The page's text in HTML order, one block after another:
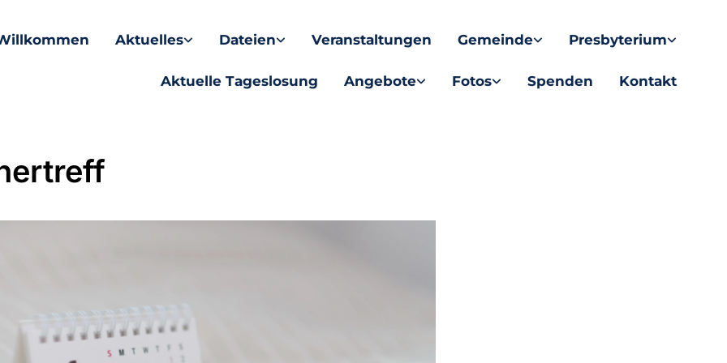
Aktuelles Dateien Veranstaltungen Gemeinde Presbyterium
Aktuelle Tageslosung Angebote Fotos Spenden Kontakt